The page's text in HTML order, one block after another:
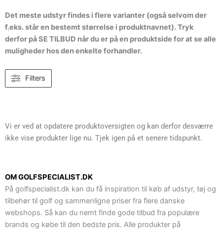
Det meste udstyr findes i flere varianter (også selvom der
f.eks. står en bestemt størrelse i produktnavnet). Tryk
derfor på SE TILBUD når du er på en produktside for at se alle
muligheder hos den enkelte forhandler.
Filters
Vi er ved at opdatere produktoversigten og kan derfor desværre
ikke vise produkter lige nu. Tjek igen på et senere tidspunkt.
OM GOLFSPECIALIST.DK
På golfspecialist.dk kan du få inspiration til køb af udstyr, tøj og
tilbehør til golf og sammenligne priser fra flere danske
webshops. Så kan du nemt finde gode tilbud fra populære
brands og købe til den bedste pris. Alle produkter på